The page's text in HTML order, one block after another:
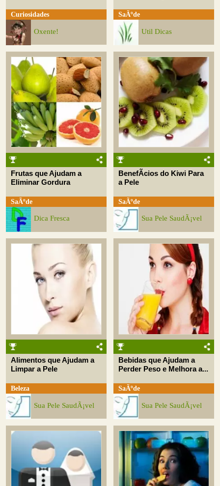
Curiosidades
Oxente!
SaÃºde
Util Dicas
Frutas que Ajudam a
Eliminar Gordura
SaÃºde
Dica Fresca
BenefÃ­cios do Kiwi Para
a Pele
SaÃºde
Sua Pele SaudÃ¡vel
Alimentos que Ajudam a
Limpar a Pele
Beleza
Sua Pele SaudÃ¡vel
Bebidas que Ajudam a
Perder Peso e Melhora a...
SaÃºde
Sua Pele SaudÃ¡vel